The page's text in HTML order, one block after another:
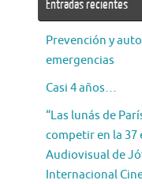
Entradas recientes
Prevención y
emergencias
Casi 4 años…
“Las lunás de
competir en la
Audiovisual de
Internacional